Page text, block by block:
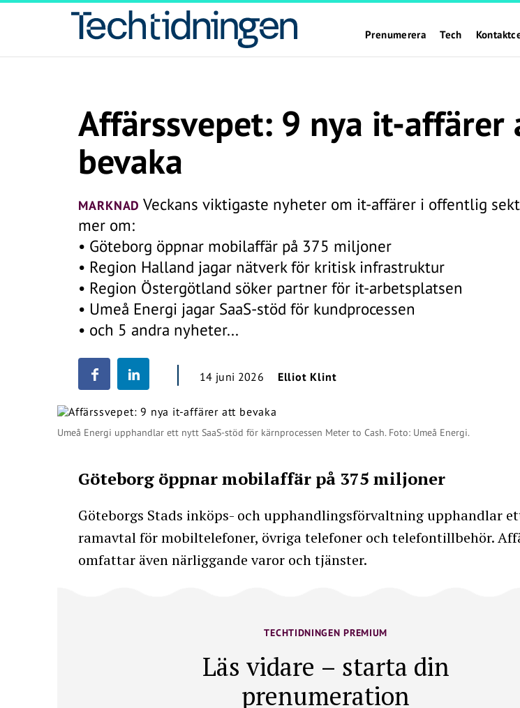
Prenumerera Tech
Affärssvepet: 9 nya it-affärer
bevaka
MARKNAD Veckans viktigaste nyheter om it-affärer i offentlig
mer om:
• Göteborg öppnar mobilaffär på 375 miljoner
• Region Halland jagar nätverk för kritisk infrastruktur
• Region Östergötland söker partner för it-arbetsplatsen
• Umeå Energi jagar SaaS-stöd för kundprocessen
• och 5 andra nyheter...
14 juni 2026 Elliot Klint
Umeå Energi upphandlar ett nytt SaaS-stöd för kärnprocessen Meter to Cash. Foto: Umeå Energi.
Göteborg öppnar mobilaffär på 375 miljoner
Göteborgs Stads inköps- och upphandlingsförvaltning upphandlar
ramavtal för mobiltelefoner, övriga telefoner och telefontillbehör.
omfattar även närliggande varor och tjänster.
TECHTIDNINGEN PREMIUM
Läs vidare – starta din
prenumeration